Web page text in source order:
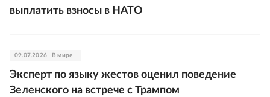
выплатить взносы в НАТО
09.07.2026 В мире
Эксперт по языку жестов оценил поведение
Зеленского на встрече с Трампом